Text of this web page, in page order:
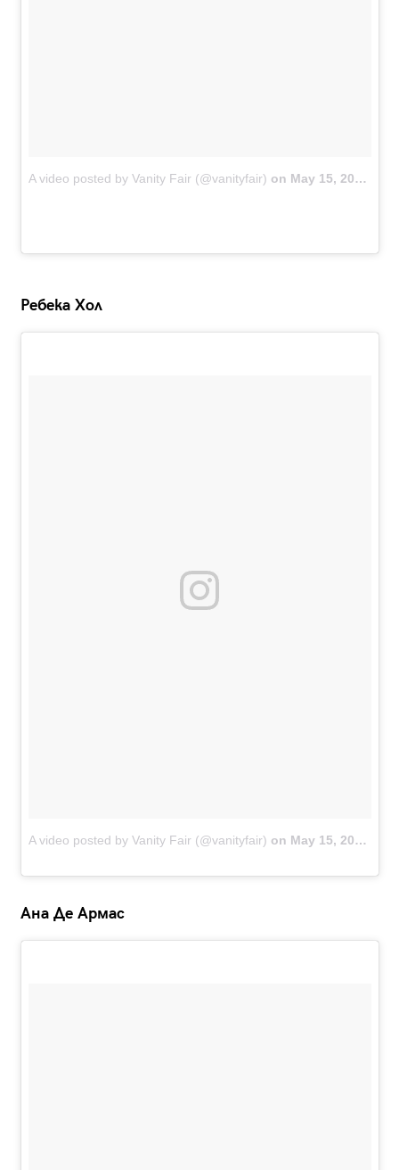
A video posted by Vanity Fair (@vanityfair) on May 15, 2016 at 1:38am PDT
Ребека Хол
A video posted by Vanity Fair (@vanityfair) on May 15, 2016 at 2:42am PDT
Ана Де Армас